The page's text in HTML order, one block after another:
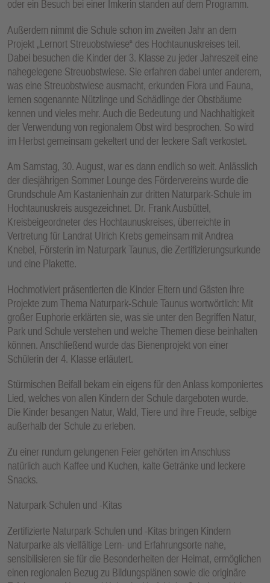
oder ein Besuch bei einer Imkerin standen auf dem Programm.
Außerdem nimmt die Schule schon im zweiten Jahr an dem
Projekt „Lernort Streuobstwiese“ des Hochtaunuskreises teil.
Dabei besuchen die Kinder der 3. Klasse zu jeder Jahreszeit eine
nahegelegene Streuobstwiese. Sie erfahren dabei unter anderem,
was eine Streuobstwiese ausmacht, erkunden Flora und Fauna,
lernen sogenannte Nützlinge und Schädlinge der Obstbäume
kennen und vieles mehr. Auch die Bedeutung und Nachhaltigkeit
der Verwendung von regionalem Obst wird besprochen. So wird
im Herbst gemeinsam gekeltert und der leckere Saft verkostet.
Am Samstag, 30. August, war es dann endlich so weit. Anlässlich
der diesjährigen Sommer Lounge des Fördervereins wurde die
Grundschule Am Kastanienhain zur dritten Naturpark-Schule im
Hochtaunuskreis ausgezeichnet. Dr. Frank Ausbüttel,
Kreisbeigeordneter des Hochtaunuskreises, überreichte in
Vertretung für Landrat Ulrich Krebs gemeinsam mit Andrea
Knebel, Försterin im Naturpark Taunus, die Zertifizierungsurkunde
und eine Plakette.
Hochmotiviert präsentierten die Kinder Eltern und Gästen ihre
Projekte zum Thema Naturpark-Schule Taunus wortwörtlich: Mit
großer Euphorie erklärten sie, was sie unter den Begriffen Natur,
Park und Schule verstehen und welche Themen diese beinhalten
können. Anschließend wurde das Bienenprojekt von einer
Schülerin der 4. Klasse erläutert.
Stürmischen Beifall bekam ein eigens für den Anlass komponiertes
Lied, welches von allen Kindern der Schule dargeboten wurde.
Die Kinder besangen Natur, Wald, Tiere und ihre Freude, selbige
außerhalb der Schule zu erleben.
Zu einer rundum gelungenen Feier gehörten im Anschluss
natürlich auch Kaffee und Kuchen, kalte Getränke und leckere
Snacks.
Naturpark-Schulen und -Kitas
Zertifizierte Naturpark-Schulen und -Kitas bringen Kindern
Naturparke als vielfältige Lern- und Erfahrungsorte nahe,
sensibilisieren sie für die Besonderheiten der Heimat, ermöglichen
einen regionalen Bezug zu Bildungsplänen sowie die originäre